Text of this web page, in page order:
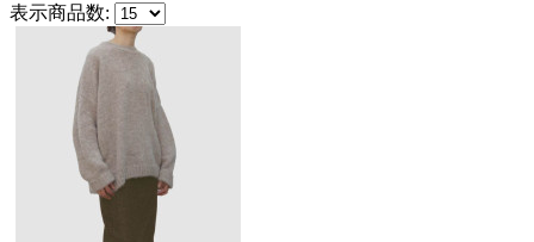
表示商品数: